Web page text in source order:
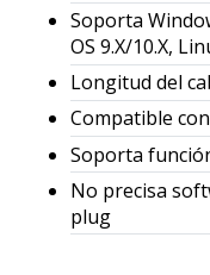
Soporta
OS 9.X/10.X,
Longitud del
Compatible
Soporta
No precisa
plug